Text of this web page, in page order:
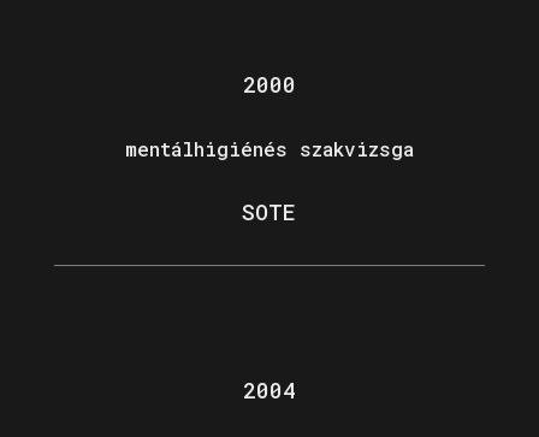
2000
mentálhigiénés szakvizsga
SOTE
2004